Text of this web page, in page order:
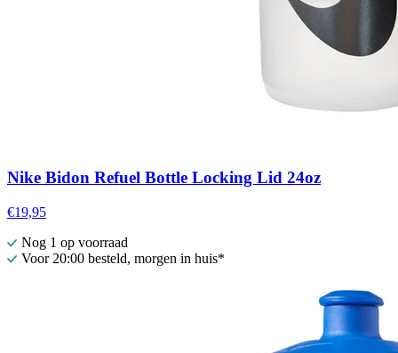
Nike Bidon Refuel Bottle Locking Lid 24oz
€19,95
Nog 1 op voorraad
Voor 20:00 besteld, morgen in huis*